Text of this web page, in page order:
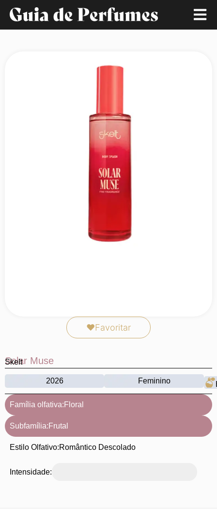
❤Favoritar
Solar Muse
Skelt
2026 Feminino
Família olfativa: Floral
Subfamília: Frutal
Estilo Olfativo:Romântico Descolado
Intensidade: